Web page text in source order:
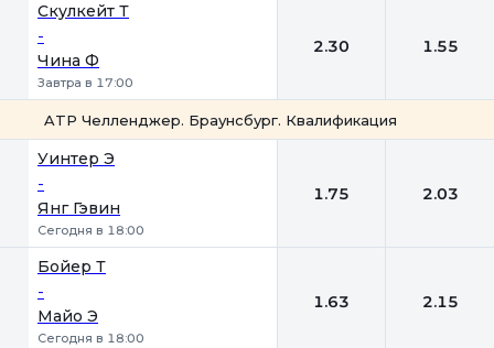
Скулкейт Т
-
Чина Ф
Завтра в 17:00
2.30 1.55
ATP Челленджер. Браунсбург. Квалификация
Уинтер Э
-
Янг Гэвин
Сегодня в 18:00
1.75 2.03
Бойер Т
-
Майо Э
Сегодня в 18:00
1.63 2.15